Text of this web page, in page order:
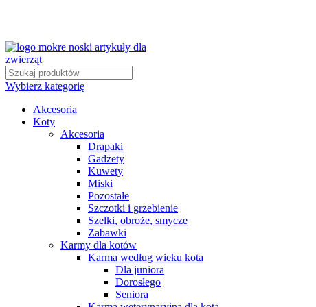
Wybierz kategorię
Akcesoria
Koty
Akcesoria
Drapaki
Gadżety
Kuwety
Miski
Pozostałe
Szczotki i grzebienie
Szelki, obroże, smycze
Zabawki
Karmy dla kotów
Karma według wieku kota
Dla juniora
Dorosłego
Seniora